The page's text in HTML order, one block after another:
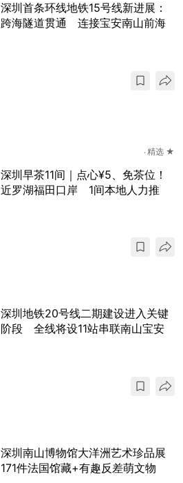
深圳首条环线地铁15号线新进展：
跨海隧道贯通 连接宝安南山前海
精选 ★
深圳早茶11间｜点心¥5、免茶位！
近罗湖福田口岸 1间本地人力推
深圳地铁20号线二期建设进入关键
阶段 全线将设11站串联南山宝安
深圳南山博物馆大洋洲艺术珍品展
171件法国馆藏+有趣反差萌文物